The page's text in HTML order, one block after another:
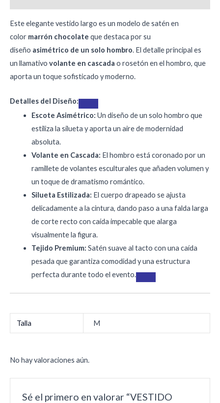
Este elegante vestido largo es un modelo de satén en
color marrón chocolate que destaca por su
diseño asimétrico de un solo hombro. El detalle principal es
un llamativo volante en cascada o rosetón en el hombro, que
aporta un toque sofisticado y moderno.
Detalles del Diseño:
Escote Asimétrico: Un diseño de un solo hombro que
estiliza la silueta y aporta un aire de modernidad
absoluta.
Volante en Cascada: El hombro está coronado por un
ramillete de volantes esculturales que añaden volumen y
un toque de dramatismo romántico.
Silueta Estilizada: El cuerpo drapeado se ajusta
delicadamente a la cintura, dando paso a una falda larga
de corte recto con caída impecable que alarga
visualmente la figura.
Tejido Premium: Satén suave al tacto con una caída
pesada que garantiza comodidad y una estructura
perfecta durante todo el evento.
Talla M
No hay valoraciones aún.
Sé el primero en valorar “VESTIDO